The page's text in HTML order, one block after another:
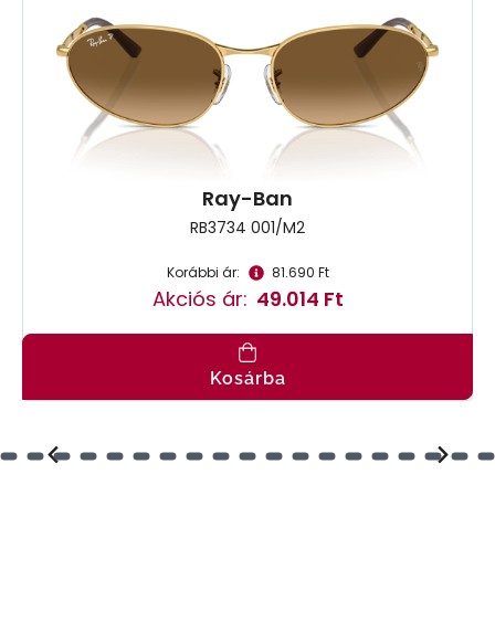
Ray-Ban
RB3734 001/M2
Korábbi ár: 81.690 Ft
Akciós ár: 49.014 Ft
Kosárba